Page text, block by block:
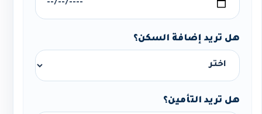
هل تريد إضافة السكن؟
هل تريد التأمين؟